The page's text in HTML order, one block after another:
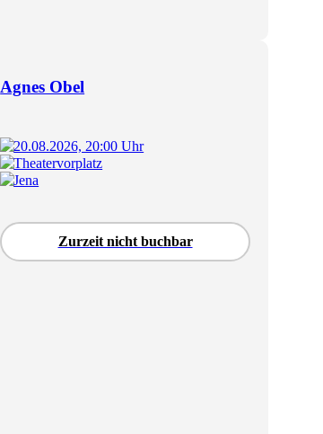
Agnes Obel
20.08.2026, 20:00 Uhr
Theatervorplatz
Jena
Zurzeit nicht buchbar